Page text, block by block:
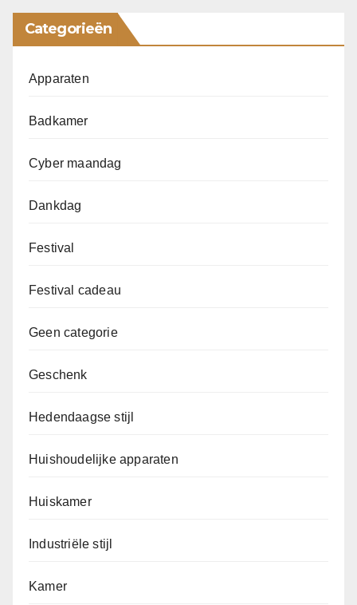
Categorieën
Apparaten
Badkamer
Cyber maandag
Dankdag
Festival
Festival cadeau
Geen categorie
Geschenk
Hedendaagse stijl
Huishoudelijke apparaten
Huiskamer
Industriële stijl
Kamer